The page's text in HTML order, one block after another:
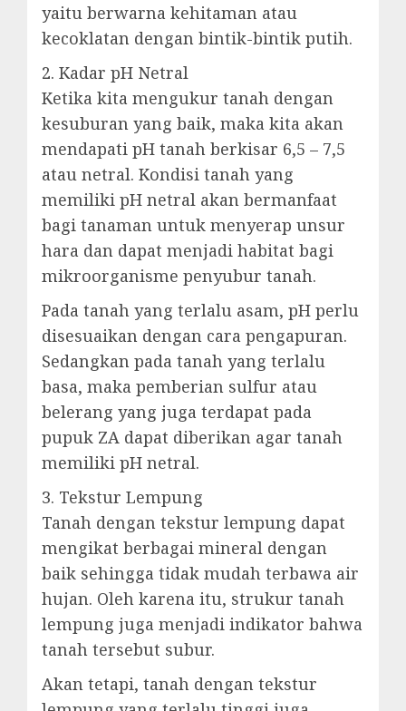
yaitu berwarna kehitaman atau
kecoklatan dengan bintik-bintik putih.
2. Kadar pH Netral
Ketika kita mengukur tanah dengan
kesuburan yang baik, maka kita akan
mendapati pH tanah berkisar 6,5 – 7,5
atau netral. Kondisi tanah yang
memiliki pH netral akan bermanfaat
bagi tanaman untuk menyerap unsur
hara dan dapat menjadi habitat bagi
mikroorganisme penyubur tanah.
Pada tanah yang terlalu asam, pH perlu
disesuaikan dengan cara pengapuran.
Sedangkan pada tanah yang terlalu
basa, maka pemberian sulfur atau
belerang yang juga terdapat pada
pupuk ZA dapat diberikan agar tanah
memiliki pH netral.
3. Tekstur Lempung
Tanah dengan tekstur lempung dapat
mengikat berbagai mineral dengan
baik sehingga tidak mudah terbawa air
hujan. Oleh karena itu, strukur tanah
lempung juga menjadi indikator bahwa
tanah tersebut subur.
Akan tetapi, tanah dengan tekstur